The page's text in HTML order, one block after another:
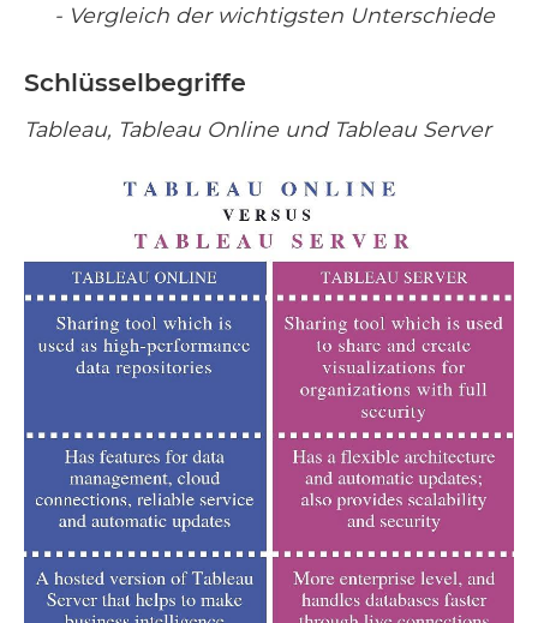
- Vergleich der wichtigsten Unterschiede
Schlüsselbegriffe
Tableau, Tableau Online und Tableau Server